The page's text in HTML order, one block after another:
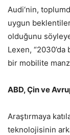
Audi‘nin,
uygun
olduğunu
Lexen,
bir mobilite
ABD, Çin ve
Araştırmaya
teknolojisinin